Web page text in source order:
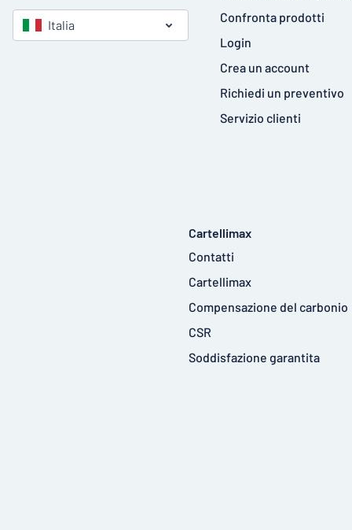
Italia
Confronta prodotti
Login
Crea un account
Richiedi un preventivo
Servizio clienti
Cartellimax
Contatti
Cartellimax
Compensazione del carbonio
CSR
Soddisfazione garantita